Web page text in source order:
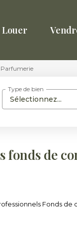
Louer
Parfumerie
Sélectionnez...
Type de bien
fonds de
Fonds